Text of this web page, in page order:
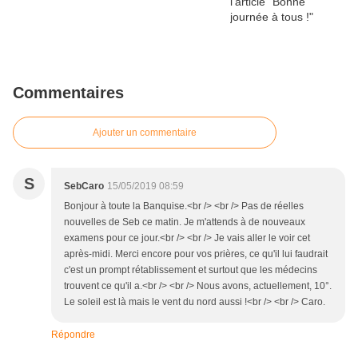
Commentaires
Ajouter un commentaire
S SebCaro 15/05/2019 08:59
Bonjour à toute la Banquise.<br /> <br /> Pas de réelles
nouvelles de Seb ce matin. Je m'attends à de nouveaux
examens pour ce jour.<br /> <br /> Je vais aller le voir cet
après-midi. Merci encore pour vos prières, ce qu'il lui faudrait
c'est un prompt rétablissement et surtout que les médecins
trouvent ce qu'il a.<br /> <br /> Nous avons, actuellement, 10°.
Le soleil est là mais le vent du nord aussi !<br /> <br /> Caro.
Répondre